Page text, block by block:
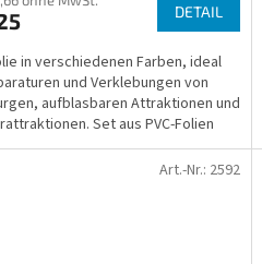
DETAIL
in verschiedenen Farben, ideal
und Verklebungen von
aufblasbaren Attraktionen und
Set aus PVC-Folien
zur...
Art.-Nr.: 2592